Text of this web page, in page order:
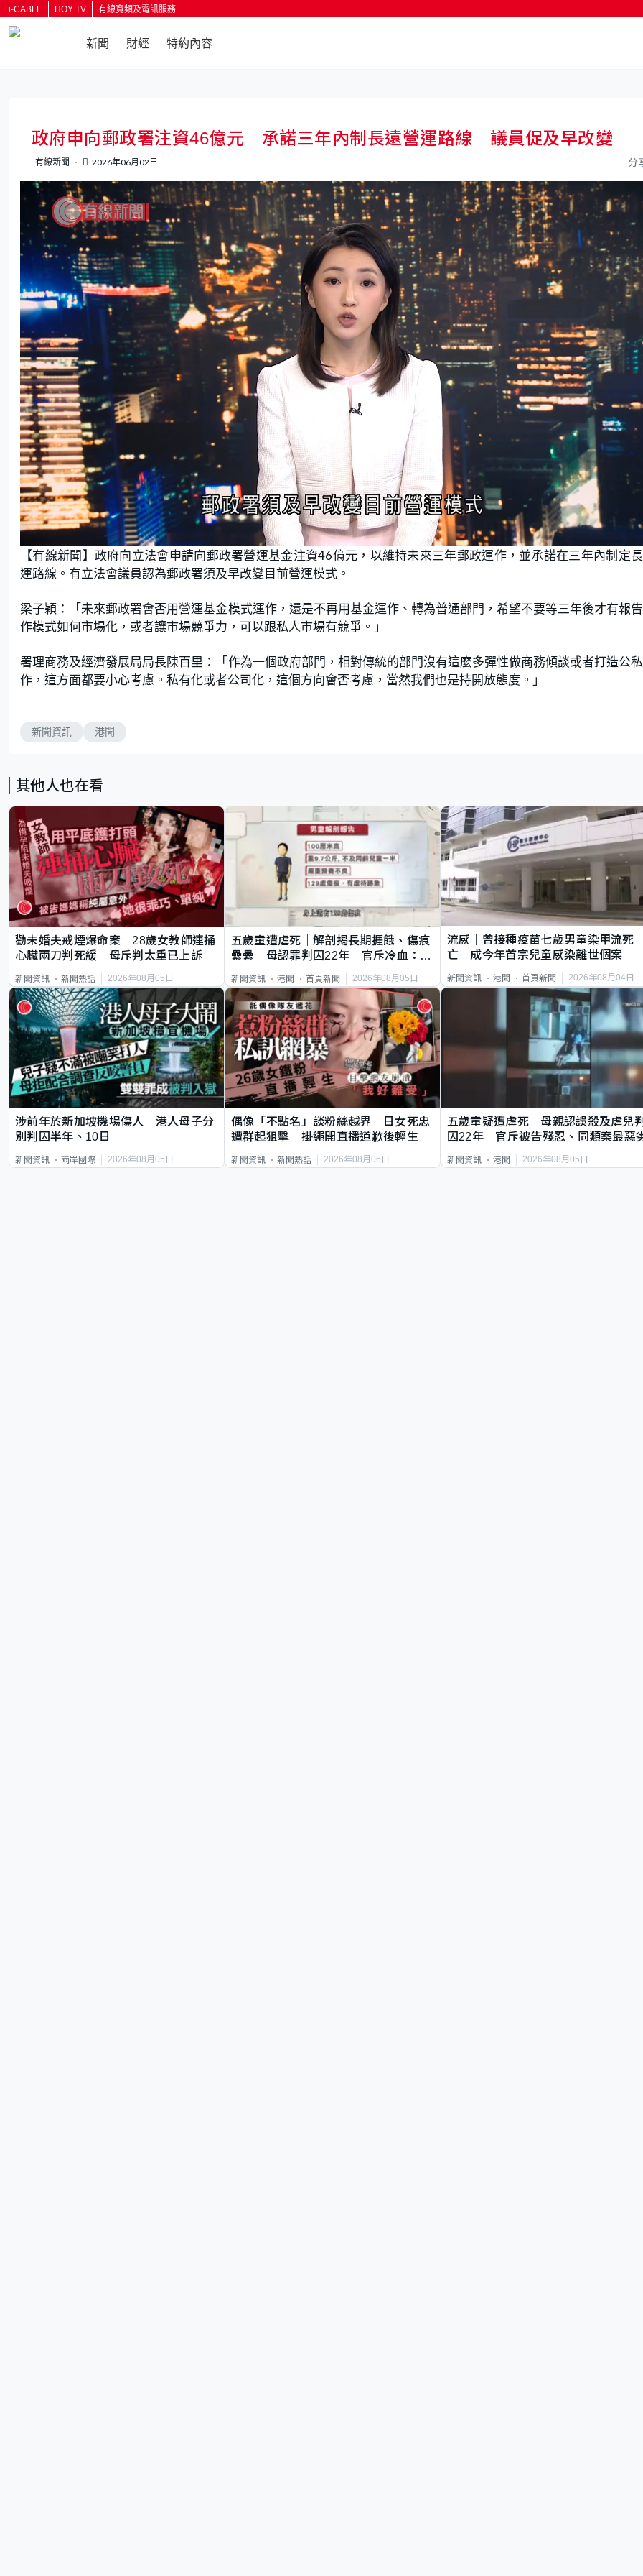
i-CABLE HOY TV 有線寬頻及電訊服務
新聞 財經 特約內容
政府申向郵政署注資46億元 承諾三年內制長遠營運路線 議員促及早改變
有線新聞 2026年06月02日 分
n
m
u
e
o
a
d
d
:
.
8
8
%
【有線新聞】政府向立法會申請向郵政署營運基金注資46億元，以維持未來三年郵政運作，並承諾在三年內制定
運路線。有立法會議員認為郵政署須及早改變目前營運模式。
梁子穎：「未來郵政署會否用營運基金模式運作，還是不再用基金運作、轉為普通部門，希望不要等三年後才有報
作模式如何市場化，或者讓市場競爭力，可以跟私人市場有競爭。」
署理商務及經濟發展局局長陳百里：「作為一個政府部門，相對傳統的部門沒有這麼多彈性做商務傾談或者打造公
作，這方面都要小心考慮。私有化或者公司化，這個方向會否考慮，當然我們也是持開放態度。」
新聞資訊 港聞
其他人也在看
勸未婚夫戒煙爆命案 28歲女教師連捅
心臟兩刀判死緩 母斥判太重已上訴
新聞資訊 新聞熱話 2026年08月05日
五歲童遭虐死｜解剖揭長期捱餓、傷痕
纍纍 母認罪判囚22年 官斥冷血：同
新聞資訊 港聞 首頁新聞 2026年08月05日
流感｜曾接種疫苗七歲男童染甲流死
亡 成今年首宗兒童感染離世個案
新聞資訊 港聞 首頁新聞 2026年08月04日
涉前年於新加坡機場傷人 港人母子分
別判囚半年、10日
新聞資訊 兩岸國際 2026年08月05日
偶像「不點名」談粉絲越界 日女死忠
遭群起狙擊 掛繩開直播道歉後輕生
新聞資訊 新聞熱話 2026年08月06日
五歲童疑遭虐死｜母親認誤殺及虐兒
囚22年 官斥被告殘忍、同類案最惡
新聞資訊 港聞 2026年08月05日